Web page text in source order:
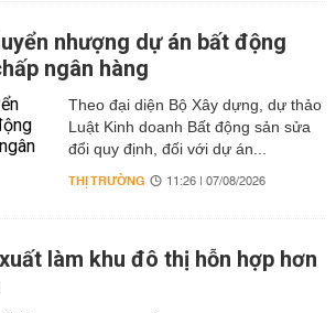
nhượng dự án bất động
ngân hàng
Theo đại diện Bộ Xây dựng, dự thảo
Luật Kinh doanh Bất động sản sửa
đổi quy định, đối với dự án...
THỊ TRƯỜNG 11:26 | 07/08/2026
làm khu đô thị hỗn hợp hơn